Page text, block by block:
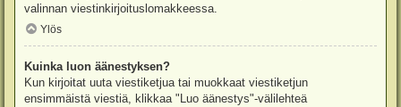
valinnan viestinkirjoituslomakkeessa.
Ylös
Kuinka luon äänestyksen?
Kun kirjoitat uuta viestiketjua tai muokkaat viestiketjun
ensimmäistä viestiä, klikkaa "Luo äänestys"-välilehteä